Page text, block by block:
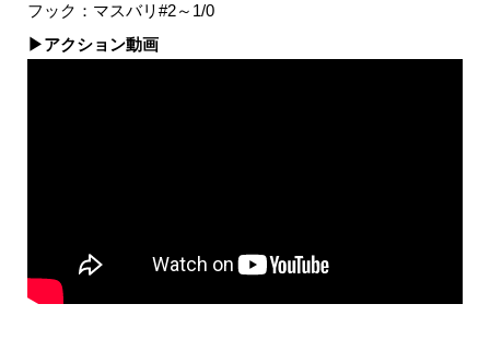
フック：マスバリ#2～1/0
▶アクション動画